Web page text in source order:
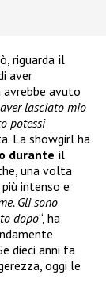
riguarda il
aver
avuto
lasciato mio
potessi
La showgirl ha
durante il
una volta
intenso e
Gli sono
dopo“, ha
dieci anni fa
oggi le